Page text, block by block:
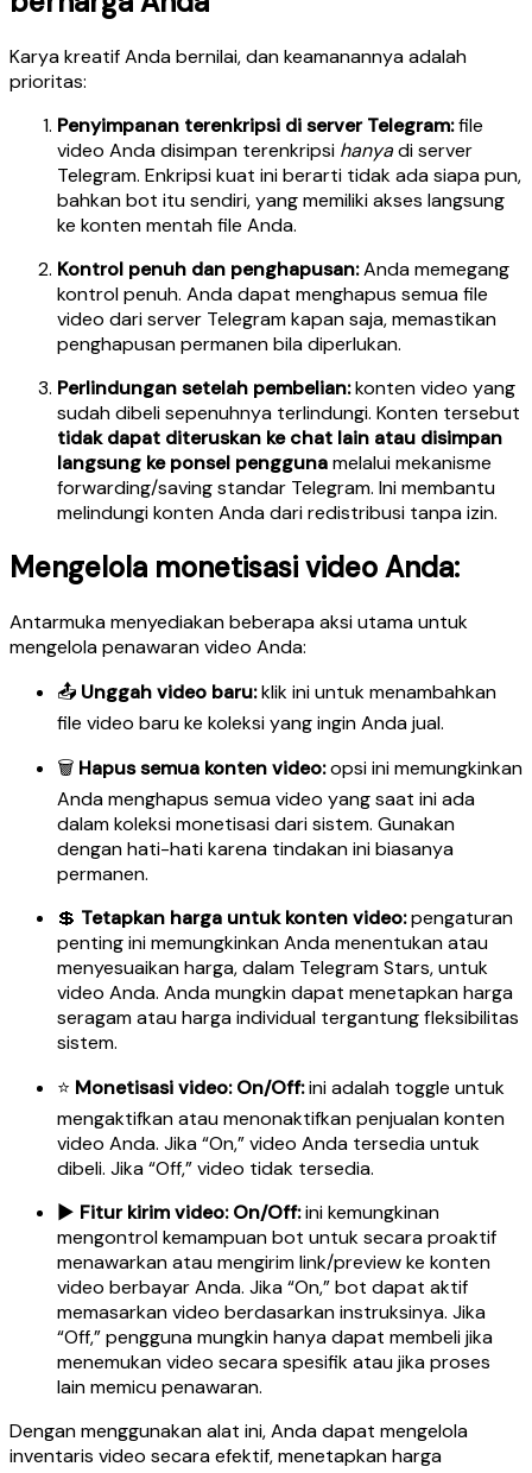
Karya kreatif Anda bernilai, dan keamanannya adalah
prioritas:
Penyimpanan terenkripsi di server Telegram:file
video Anda disimpan terenkripsi hanyadi server
Telegram. Enkripsi kuat ini berarti tidak ada siapa pun,
bahkan bot itu sendiri, yang memiliki akses langsung
ke konten mentah file Anda.
Kontrol penuh dan penghapusan:Anda memegang
kontrol penuh. Anda dapat menghapus semua file
video dari server Telegram kapan saja, memastikan
penghapusan permanen bila diperlukan.
Perlindungan setelah pembelian:konten video yang
sudah dibeli sepenuhnya terlindungi. Konten tersebut
tidak dapat diteruskan ke chat lain atau disimpan
langsung ke ponsel penggunamelalui mekanisme
forwarding/saving standar Telegram. Ini membantu
melindungi konten Anda dari redistribusi tanpa izin.
Mengelola monetisasi video Anda:
Antarmuka menyediakan beberapa aksi utama untuk
mengelola penawaran video Anda:
📤 Unggah video baru:klik ini untuk menambahkan
file video baru ke koleksi yang ingin Anda jual.
🗑️ Hapus semua konten video:opsi ini memungkinkan
Anda menghapus semua video yang saat ini ada
dalam koleksi monetisasi dari sistem. Gunakan
dengan hati-hati karena tindakan ini biasanya
permanen.
💲 Tetapkan harga untuk konten video:pengaturan
penting ini memungkinkan Anda menentukan atau
menyesuaikan harga, dalam Telegram Stars, untuk
video Anda. Anda mungkin dapat menetapkan harga
seragam atau harga individual tergantung fleksibilitas
sistem.
⭐ Monetisasi video: On/Off:ini adalah toggle untuk
mengaktifkan atau menonaktifkan penjualan konten
video Anda. Jika “On,” video Anda tersedia untuk
dibeli. Jika “Off,” video tidak tersedia.
▶️ Fitur kirim video: On/Off:ini kemungkinan
mengontrol kemampuan bot untuk secara proaktif
menawarkan atau mengirim link/preview ke konten
video berbayar Anda. Jika “On,” bot dapat aktif
memasarkan video berdasarkan instruksinya. Jika
“Off,” pengguna mungkin hanya dapat membeli jika
menemukan video secara spesifik atau jika proses
lain memicu penawaran.
Dengan menggunakan alat ini, Anda dapat mengelola
inventaris video secara efektif, menetapkan harga